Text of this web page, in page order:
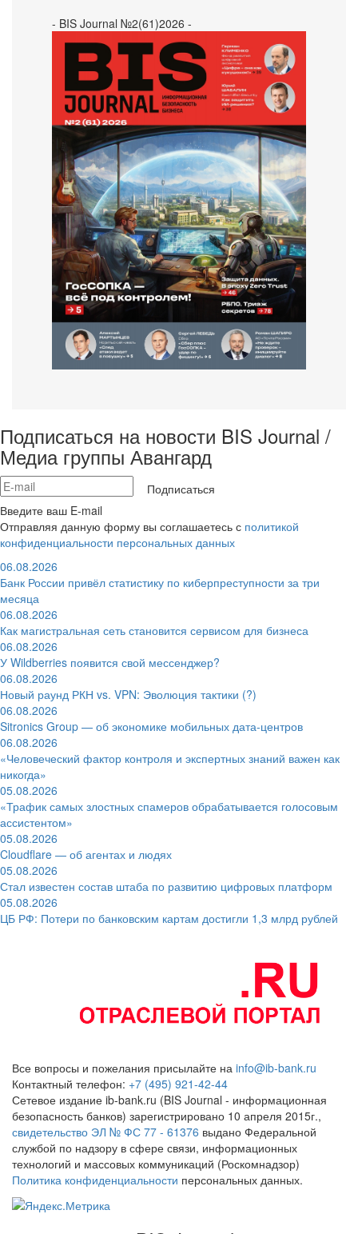
- BIS Journal №2(61)2026 -
Подписаться на новости BIS Journal /
Медиа группы Авангард
Подписаться
Введите ваш E-mail
Отправляя данную форму вы соглашаетесь с политикой
конфиденциальности персональных данных
06.08.2026
Банк России привёл статистику по киберпреступности за три
месяца
06.08.2026
Как магистральная сеть становится сервисом для бизнеса
06.08.2026
У Wildberries появится свой мессенджер?
06.08.2026
Новый раунд РКН vs. VPN: Эволюция тактики (?)
06.08.2026
Sitronics Group — об экономике мобильных дата-центров
06.08.2026
«Человеческий фактор контроля и экспертных знаний важен как
никогда»
05.08.2026
«Трафик самых злостных спамеров обрабатывается голосовым
ассистентом»
05.08.2026
Cloudflare — об агентах и людях
05.08.2026
Стал известен состав штаба по развитию цифровых платформ
05.08.2026
ЦБ РФ: Потери по банковским картам достигли 1,3 млрд рублей
Все вопросы и пожелания присылайте на info@ib-bank.ru
Контактный телефон: +7 (495) 921-42-44
Сетевое издание ib-bank.ru (BIS Journal - информационная
безопасность банков) зарегистрировано 10 апреля 2015г.,
свидетельство ЭЛ № ФС 77 - 61376 выдано Федеральной
службой по надзору в сфере связи, информационных
технологий и массовых коммуникаций (Роскомнадзор)
Политика конфиденциальности персональных данных.